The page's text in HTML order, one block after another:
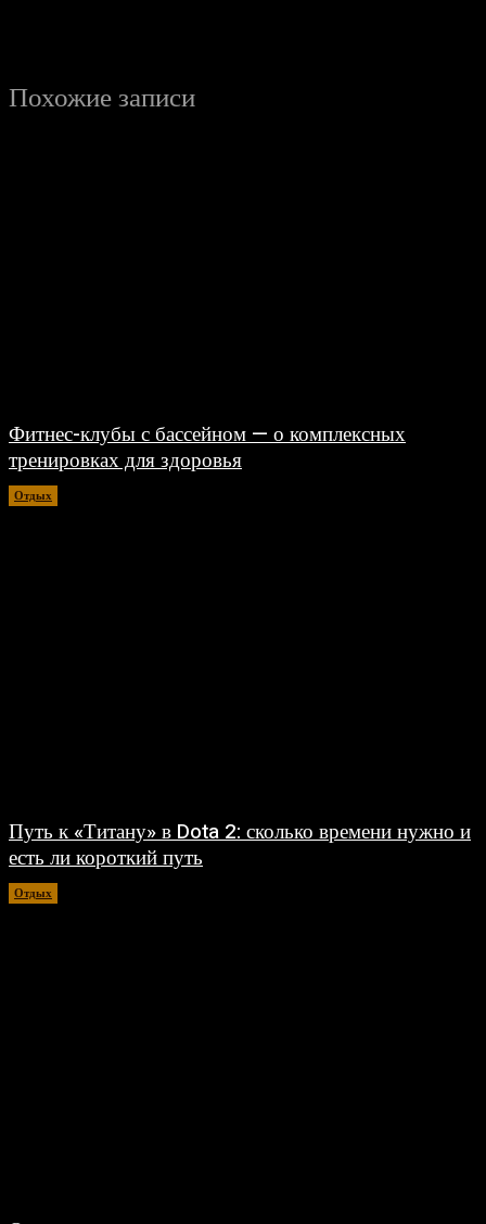
Похожие записи
Фитнес-клубы с бассейном — о комплексных
тренировках для здоровья
Отдых
Путь к «Титану» в Dota 2: сколько времени нужно и
есть ли короткий путь
Отдых